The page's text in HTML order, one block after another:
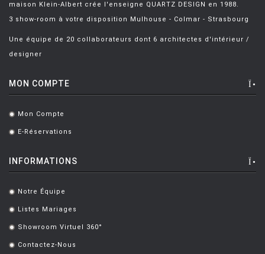
maison Klein-Albert crée l'enseigne QUARTZ DESIGN en 1988.
3 show-room à votre disposition Mulhouse - Colmar - Strasbourg
Une équipe de 20 collaborateurs dont 6 architectes d'intérieur /
designer
MON COMPTE
. Mon Compte
. E-Réservations
INFORMATIONS
. Notre Équipe
. Listes Mariages
. Showroom Virtuel 360°
. Contactez-Nous